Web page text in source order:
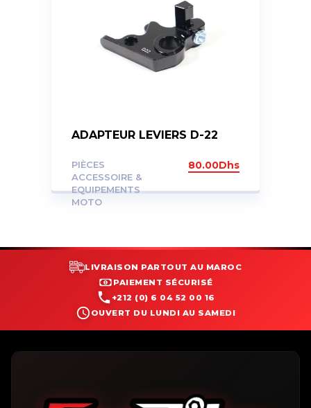
ADAPTEUR LEVIERS D-22
PIÈCES
ACCESSOIRE &
EQUIPEMENTS
MOTO
80.00Dhs
LIVRAISON PARTOUT AU MAROC
PAIEMENT SÉCURISÉ
+212 (0) 6 04 52 00 16
OUVERT DU LUNDI AU SAMEDI